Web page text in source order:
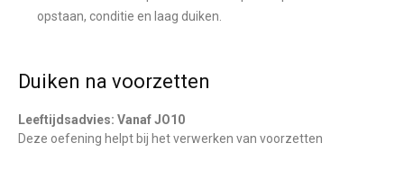
opstaan, conditie en laag duiken.
Duiken na voorzetten
Leeftijdsadvies: Vanaf JO10
Deze oefening helpt bij het verwerken van voorzetten